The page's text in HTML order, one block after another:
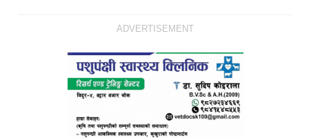
ADVERTISEMENT